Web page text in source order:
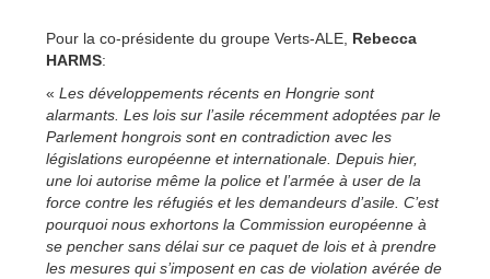
Pour la co-présidente du groupe Verts-ALE, Rebecca
HARMS:
« Les développements récents en Hongrie sont
alarmants. Les lois sur l’asile récemment adoptées par le
Parlement hongrois sont en contradiction avec les
législations européenne et internationale. Depuis hier,
une loi autorise même la police et l’armée à user de la
force contre les réfugiés et les demandeurs d’asile. C’est
pourquoi nous exhortons la Commission européenne à
se pencher sans délai sur ce paquet de lois et à prendre
les mesures qui s’imposent en cas de violation avérée de